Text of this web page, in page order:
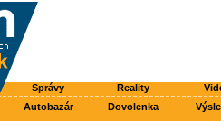
Správy Reality
Autobazár Dovolenka